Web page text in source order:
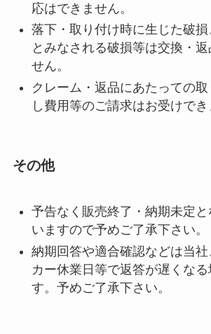
応はできません。
落下・取り付け時に生じた破
とみなされる破損等は交換・
せん。
クレーム・返品にあたっての
し費用等のご請求はお受けでき
その他
予告なく販売終了・納期未定
いますので予めご了承下さい。
納期回答や適合確認などは当
カー休業日等で返答が遅くな
す。予めご了承下さい。